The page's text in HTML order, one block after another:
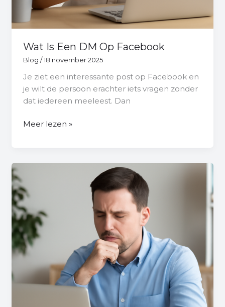
Wat Is Een DM Op Facebook
Blog /18 november 2025
Je ziet een interessante post op Facebook en
je wilt de persoon erachter iets vragen zonder
dat iedereen meeleest. Dan
Meer lezen »
Facebook
Opgericht